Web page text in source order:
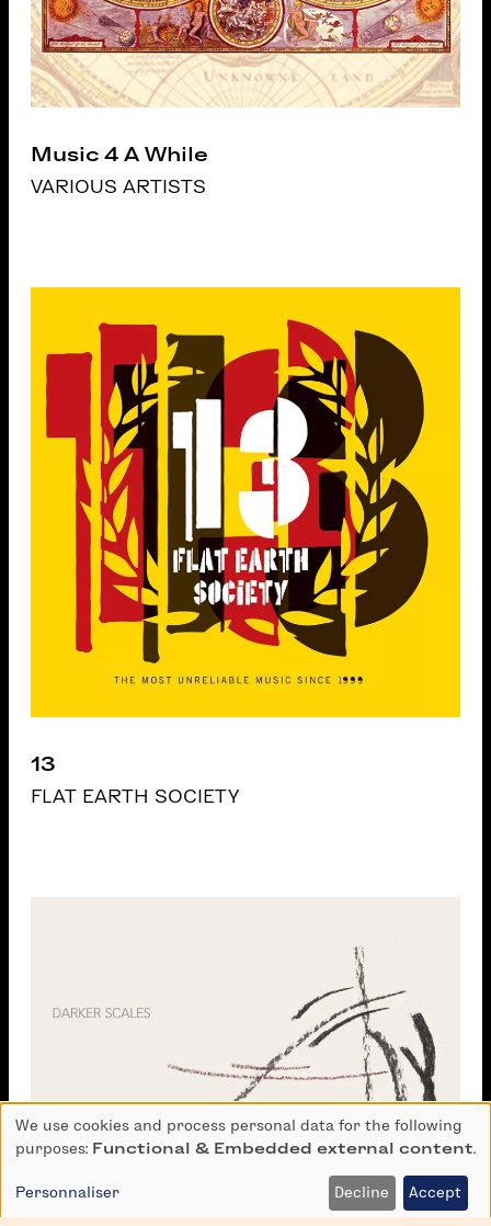
Music 4 A While
VARIOUS ARTISTS
13
FLAT EARTH SOCIETY
Use
of
We use cookies and process personal data for the following
purposes: Functional & Embedded external content.
Personnaliser Decline Accept